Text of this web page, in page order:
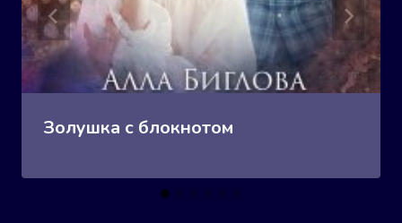
Золушка с блокнотом